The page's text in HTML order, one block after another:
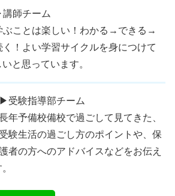
師チーム
ぶことは楽しい！わかる→できる→
く！よい学習サイクルを身につけて
と思っています。
▶受験指導部チーム
年予備校備校で過ごして見てきた、
受験生活の過ごし方のポイントや、保
者の方へのアドバイスなどをお伝え